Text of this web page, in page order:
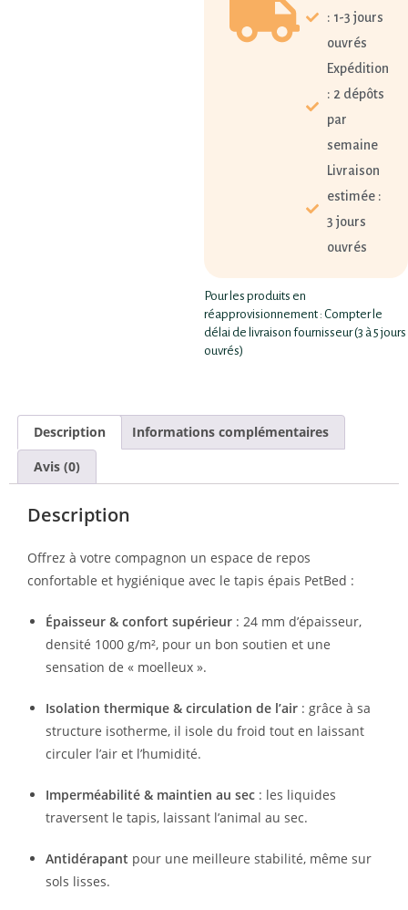
: 1-3 jours
ouvrés
Expédition
: 2 dépôts
par
semaine
Livraison
estimée :
3 jours
ouvrés
Pour les produits en
réapprovisionnement : Compter le
délai de livraison fournisseur (3 à 5 jours
ouvrés)
Description Informations complémentaires
Avis (0)
Description
Offrez à votre compagnon un espace de repos
confortable et hygiénique avec le tapis épais PetBed :
Épaisseur & confort supérieur : 24 mm d’épaisseur,
densité 1000 g/m², pour un bon soutien et une
sensation de « moelleux ».
Isolation thermique & circulation de l’air : grâce à sa
structure isotherme, il isole du froid tout en laissant
circuler l’air et l’humidité.
Imperméabilité & maintien au sec : les liquides
traversent le tapis, laissant l’animal au sec.
Antidérapant pour une meilleure stabilité, même sur
sols lisses.